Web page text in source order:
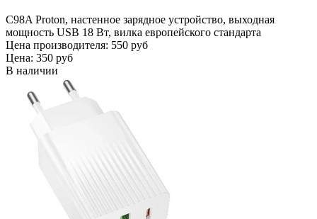
C98A Proton, настенное зарядное устройство, выходная
мощность USB 18 Вт, вилка европейского стандарта
Цена производителя: 550 руб
Цена: 350 руб
В наличии